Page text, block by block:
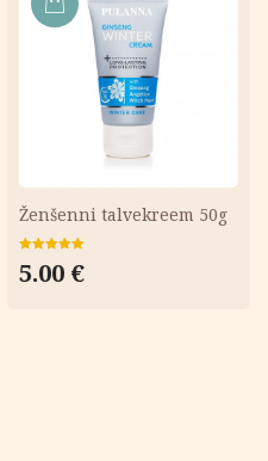
Ženšenni talvekreem 50g
5.00 / 5
5.00 €
LISA
KORVI